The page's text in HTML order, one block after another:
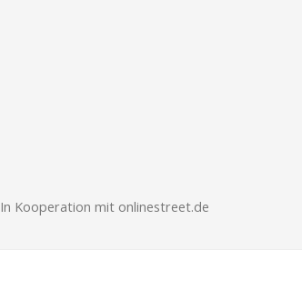
In Kooperation mit onlinestreet.de